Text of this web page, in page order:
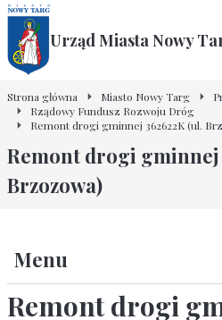
Urząd Miasta Nowy
Strona główna Miasto Nowy Targ
Rządowy Fundusz Rozwoju Dróg
Remont drogi gminnej 362622K (ul.
Remont drogi gminnej
Brzozowa)
Menu
Remont drogi